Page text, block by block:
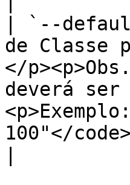
| `--
de Classe
</
deverá ser
100"</